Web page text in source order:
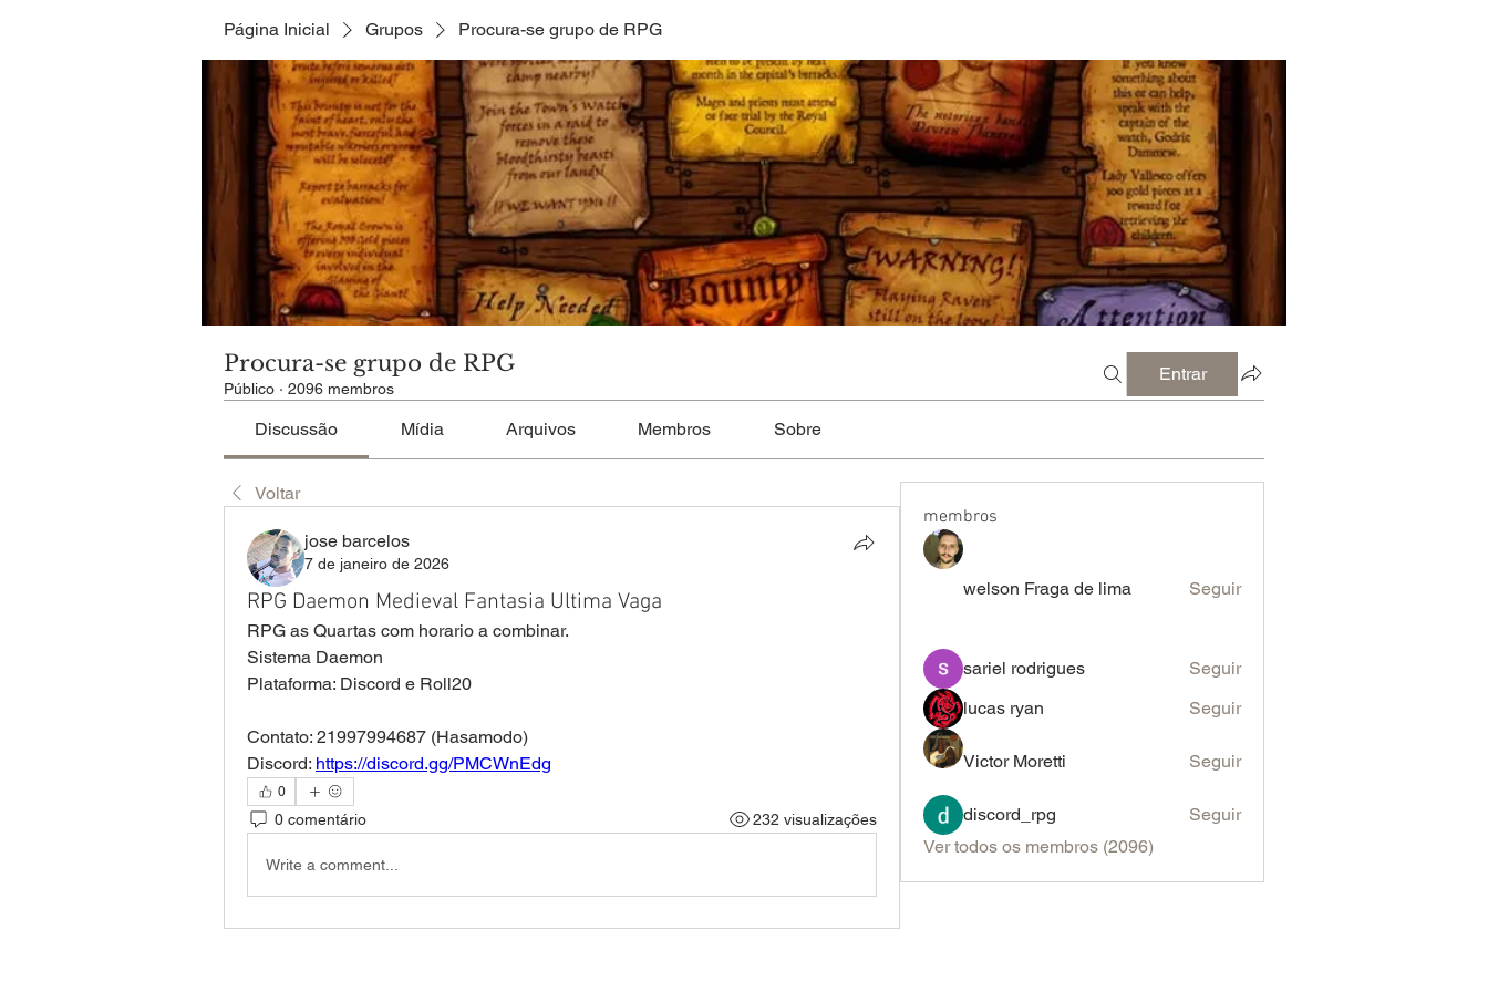
Página Inicial Grupos Procura-se grupo de RPG
Procura-se grupo de RPG
Público · 2096 membros
Entrar
Discussão Mídia Arquivos Membros Sobre
Voltar
jose barcelos
7 de janeiro de 2026
RPG Daemon Medieval Fantasia Ultima Vaga
RPG as Quartas com horario a combinar.
Sistema Daemon
Plataforma: Discord e Roll20
Contato: 21997994687 (Hasamodo)
Discord: https://discord.gg/PMCWnEdg
0
0 comentário 232 visualizações
Write a comment...
membros
welson Fraga de lima Seguir
sariel rodrigues
Seguir
lucas ryan
Seguir
Victor Moretti Seguir
discord_rpg
Seguir
Ver todos os membros (2096)